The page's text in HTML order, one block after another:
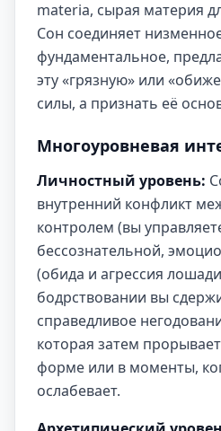
materia, сырая материя
Сон соединяет
фундаментальное,
эту «грязную» или
силы, а признать её
Многоуровневая
Личностный уровень:
внутренний конфликт
контролем (вы
бессознательной,
(обида и агрессия
бодрствовании вы
справедливое
которая затем
форме или в моменты,
ослабевает.